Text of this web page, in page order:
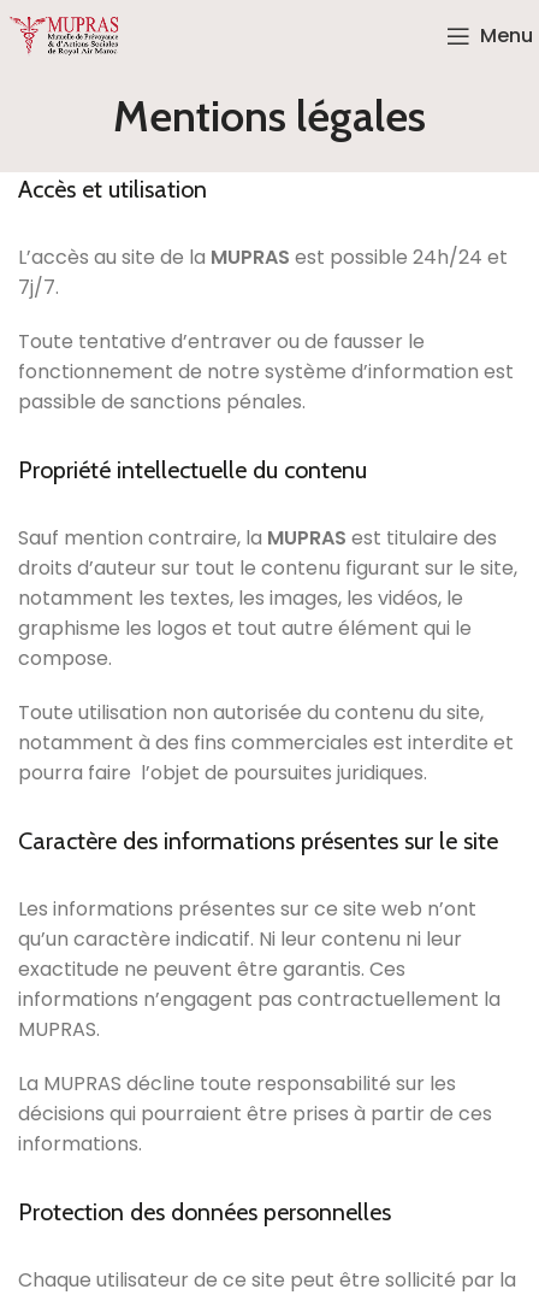
Menu
Mentions légales
Accès et utilisation
L’accès au site de la MUPRAS est possible 24h/24 et
7j/7.
Toute tentative d’entraver ou de fausser le
fonctionnement de notre système d’information est
passible de sanctions pénales.
Propriété intellectuelle du contenu
Sauf mention contraire, la MUPRAS est titulaire des
droits d’auteur sur tout le contenu figurant sur le site,
notamment les textes, les images, les vidéos, le
graphisme les logos et tout autre élément qui le
compose.
Toute utilisation non autorisée du contenu du site,
notamment à des fins commerciales est interdite et
pourra faire l’objet de poursuites juridiques.
Caractère des informations présentes sur le site
Les informations présentes sur ce site web n’ont
qu’un caractère indicatif. Ni leur contenu ni leur
exactitude ne peuvent être garantis. Ces
informations n’engagent pas contractuellement la
MUPRAS.
La MUPRAS décline toute responsabilité sur les
décisions qui pourraient être prises à partir de ces
informations.
Protection des données personnelles
Chaque utilisateur de ce site peut être sollicité par la